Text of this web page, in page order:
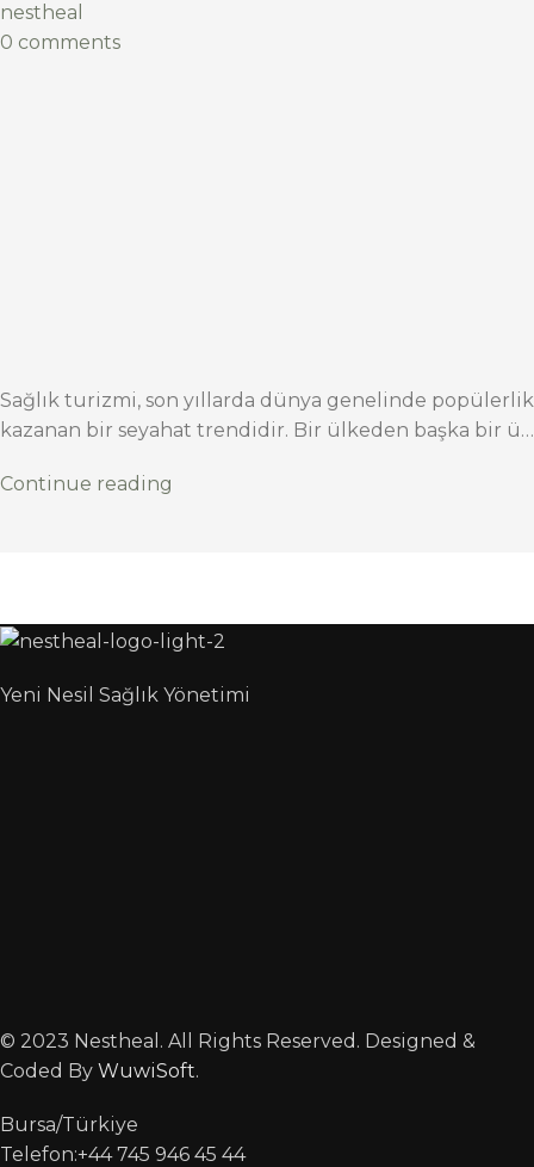
nestheal
0 comments
Sağlık turizmi, son yıllarda dünya genelinde popülerlik
kazanan bir seyahat trendidir. Bir ülkeden başka bir ü…
Continue reading
Yeni Nesil Sağlık Yönetimi
© 2023 Nestheal. All Rights Reserved. Designed &
Coded By WuwiSoft.
Bursa/Türkiye
Telefon:+44 745 946 45 44